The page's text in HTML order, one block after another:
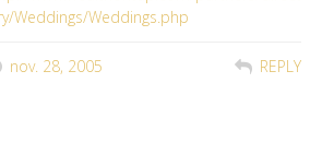
Weddings/Weddings.php
nov. 28, 2005 REPLY